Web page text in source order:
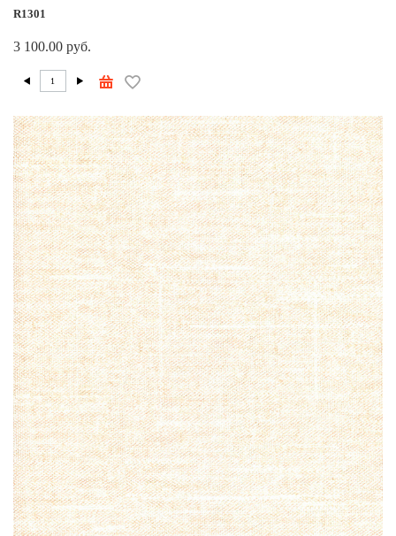
R1301
3 100.00 руб.